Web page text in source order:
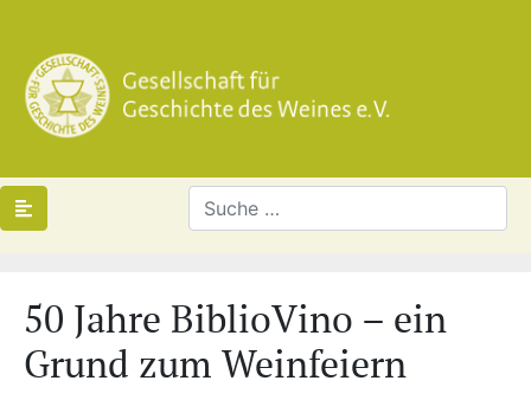
50 Jahre BiblioVino – ein
Grund zum Weinfeiern